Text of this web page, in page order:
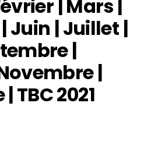
|Mars |
|Juin |Juillet |
|
|
|TBC 2021